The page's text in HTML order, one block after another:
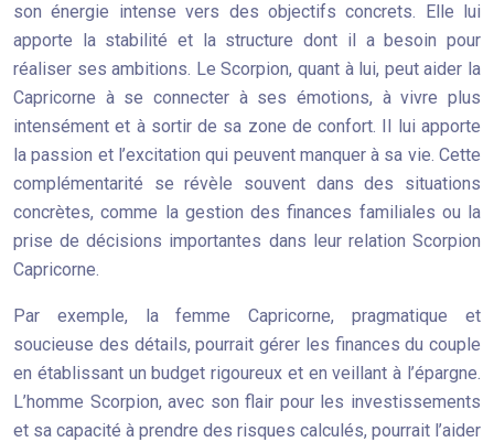
son énergie intense vers des objectifs concrets. Elle lui
apporte la stabilité et la structure dont il a besoin pour
réaliser ses ambitions. Le Scorpion, quant à lui, peut aider la
Capricorne à se connecter à ses émotions, à vivre plus
intensément et à sortir de sa zone de confort. Il lui apporte
la passion et l’excitation qui peuvent manquer à sa vie. Cette
complémentarité se révèle souvent dans des situations
concrètes, comme la gestion des finances familiales ou la
prise de décisions importantes dans leur relation Scorpion
Capricorne.
Par exemple, la femme Capricorne, pragmatique et
soucieuse des détails, pourrait gérer les finances du couple
en établissant un budget rigoureux et en veillant à l’épargne.
L’homme Scorpion, avec son flair pour les investissements
et sa capacité à prendre des risques calculés, pourrait l’aider